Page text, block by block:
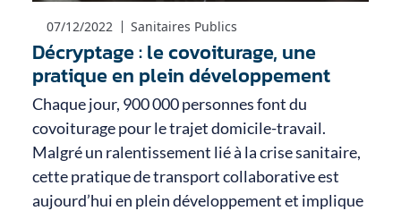
07/12/2022 Sanitaires Publics
Décryptage : le covoiturage, une
pratique en plein développement
Chaque jour, 900 000 personnes font du
covoiturage pour le trajet domicile-travail.
Malgré un ralentissement lié à la crise sanitaire,
cette pratique de transport collaborative est
aujourd’hui en plein développement et implique